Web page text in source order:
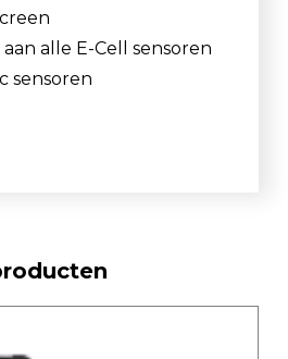
alle E-Cell sensoren
sensoren